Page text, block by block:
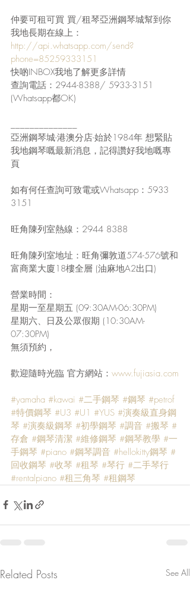
仲要可租可買 買/租琴亞洲鋼琴城幫到你
我地長期在線上：
http://api.whatsapp.com/send?
phone=85259333151
快啲INBOX我地了解更多詳情
查詢電話：2944-8388/ 5933-3151
(Whatsapp都OK)
亞洲鋼琴城-港澳分店-始於1984年 想緊貼
我地鋼琴嘅最新消息，記得讚好我地嘅專
頁
如有何任查詢可致電或Whatsapp：5933
3151
旺角陳列室熱線：2944 8388
旺角陳列室地址：旺角彌敦道574-576號和
富商業大廈18樓全層 (油麻地A2出口)
營業時間：
星期一至星期五 (09:30AM-06:30PM)
星期六、日及公眾假期 (10:30AM-
07:30PM)
無須預約，
歡迎隨時光臨 官方網站： www.fujiasia.com
#yamaha #kawai #二手鋼琴 #鋼琴 #petrof
#特價鋼琴 #U3 #U1 #YUS #演奏級直身鋼
琴 #演奏級鋼琴 #初學鋼琴 #調音 #搬琴 #
存倉 #鋼琴清潔 #維修鋼琴 #鋼琴教學 #一
手鋼琴 #piano #鋼琴調音 #hellokitty鋼琴 #
回收鋼琴 #收琴 #租琴 #琴行 #二手琴行
#rentalpiano #租三角琴 #租鋼琴
Related Posts See All